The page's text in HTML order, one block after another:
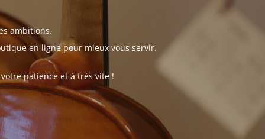
ambitions.
en ligne pour mieux vous servir.
patience et à très vite !